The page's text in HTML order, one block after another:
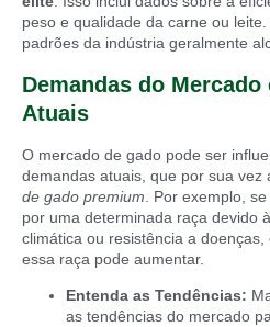
peso e qualidade da carne ou
padrões da indústria geralmente
Demandas do Mercado
Atuais
O mercado de gado pode ser
demandas atuais, que por sua vez
de gado premium . Por exemplo,
por uma determinada raça devido
climática ou resistência a
essa raça pode aumentar.
Entenda as Tendências:
as tendências do mercado